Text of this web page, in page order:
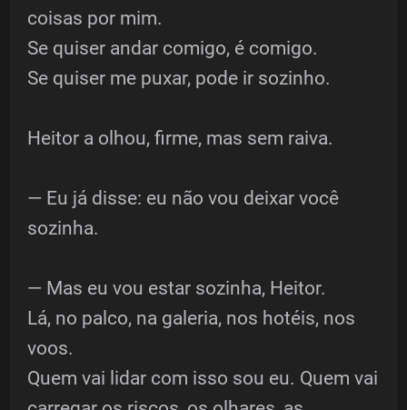
coisas por mim.
Se quiser andar comigo, é comigo.
Se quiser me puxar, pode ir sozinho.
Heitor a olhou, firme, mas sem raiva.
— Eu já disse: eu não vou deixar você
sozinha.
— Mas eu vou estar sozinha, Heitor.
Lá, no palco, na galeria, nos hotéis, nos
voos.
Quem vai lidar com isso sou eu. Quem vai